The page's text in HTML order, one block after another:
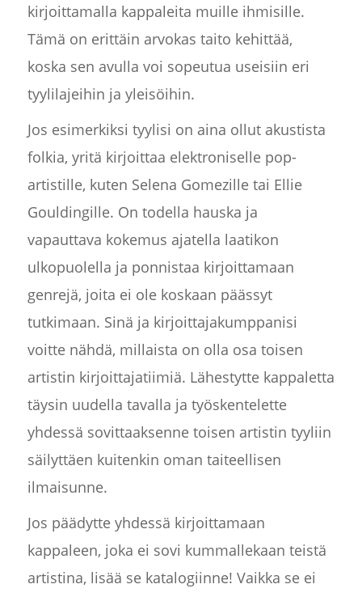
kirjoittamalla kappaleita muille ihmisille.
Tämä on erittäin arvokas taito kehittää,
koska sen avulla voi sopeutua useisiin eri
tyylilajeihin ja yleisöihin.
Jos esimerkiksi tyylisi on aina ollut akustista
folkia, yritä kirjoittaa elektroniselle pop-
artistille, kuten Selena Gomezille tai Ellie
Gouldingille. On todella hauska ja
vapauttava kokemus ajatella laatikon
ulkopuolella ja ponnistaa kirjoittamaan
genrejä, joita ei ole koskaan päässyt
tutkimaan. Sinä ja kirjoittajakumppanisi
voitte nähdä, millaista on olla osa toisen
artistin kirjoittajatiimiä. Lähestytte kappaletta
täysin uudella tavalla ja työskentelette
yhdessä sovittaaksenne toisen artistin tyyliin
säilyttäen kuitenkin oman taiteellisen
ilmaisunne.
Jos päädytte yhdessä kirjoittamaan
kappaleen, joka ei sovi kummallekaan teistä
artistina, lisää se katalogiinne! Vaikka se ei